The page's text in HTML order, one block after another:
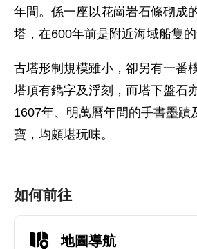
年間。係一座以花崗岩石條砌成
塔，在600年前是附近海域船隻的
古塔形制規模雖小，卻另有一番
塔頂有鐫字及浮刻，而塔下盤石
1607年、明萬曆年間的手書墨蹟
寶，均頗堪玩味。
如何前往
地圖導航